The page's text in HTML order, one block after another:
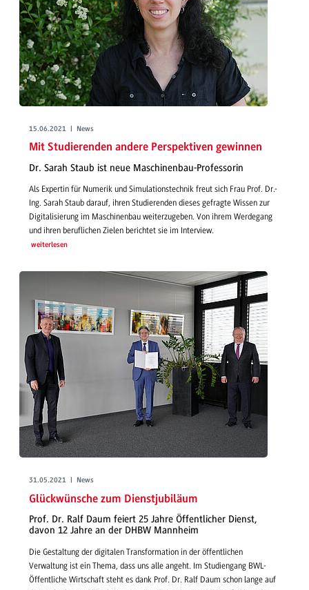
15.06.2021 | News
Mit Studierenden andere Perspektiven gewinnen
Dr. Sarah Staub ist neue Maschinenbau-Professorin
Als Expertin für Numerik und Simulationstechnik freut sich Frau Prof. Dr.-
Ing. Sarah Staub darauf, ihren Studierenden dieses gefragte Wissen zur
Digitalisierung im Maschinenbau weiterzugeben. Von ihrem Werdegang
und ihren beruflichen Zielen berichtet sie im Interview.
weiterlesen
31.05.2021 | News
Glückwünsche zum Dienstjubiläum
Prof. Dr. Ralf Daum feiert 25 Jahre Öffentlicher Dienst,
davon 12 Jahre an der DHBW Mannheim
Die Gestaltung der digitalen Transformation in der öffentlichen
Verwaltung ist ein Thema, dass uns alle angeht. Im Studiengang BWL-
Öffentliche Wirtschaft steht es dank Prof. Dr. Ralf Daum schon lange auf